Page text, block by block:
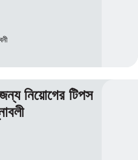
নিয়োগের টিপস